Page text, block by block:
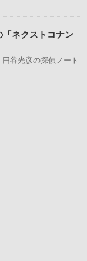
ネクストコナン
谷光彦の探偵ノート